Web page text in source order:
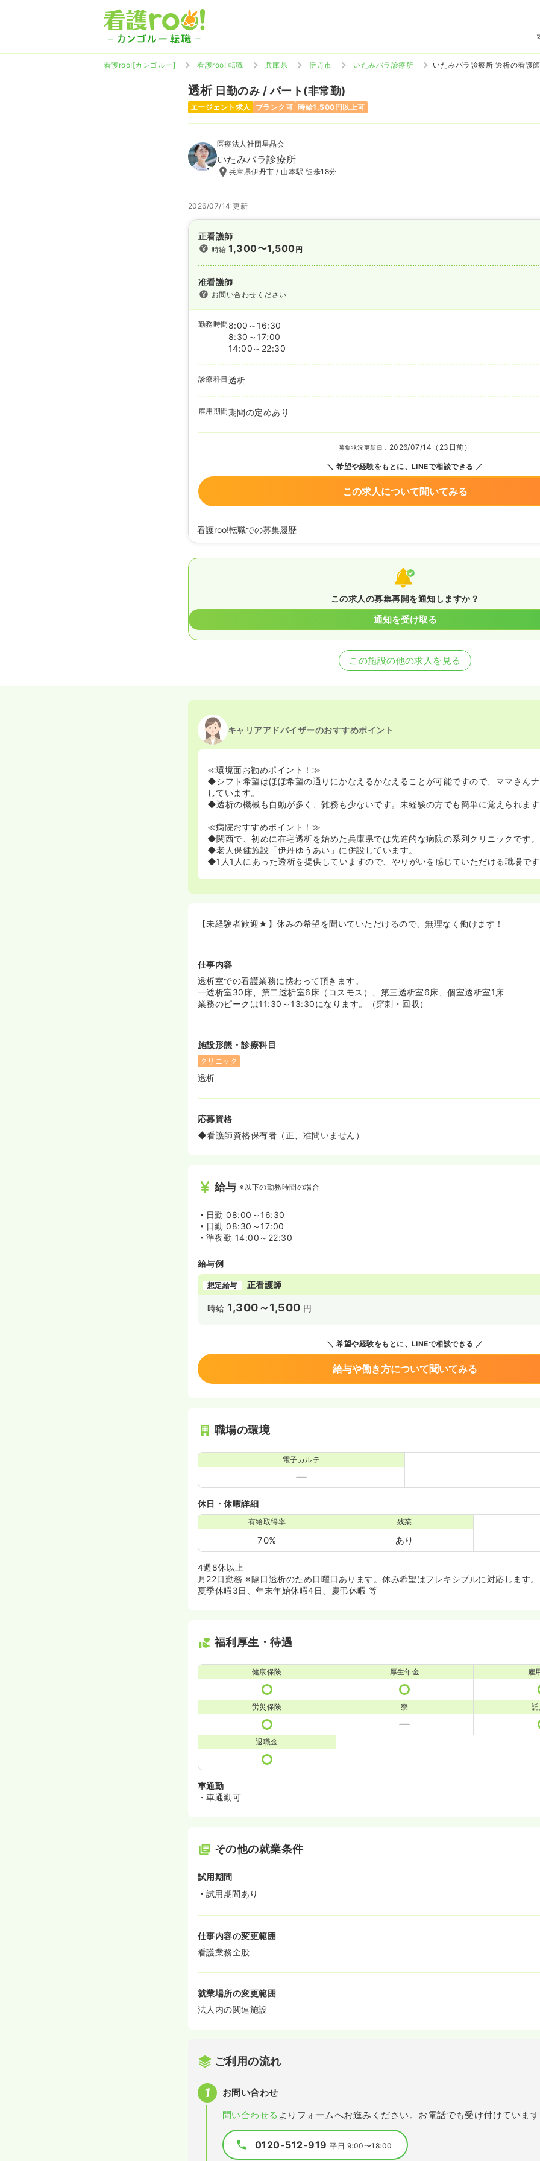
看護roo![カンゴルー] 看護roo! 転職 兵庫県 伊丹市 いたみバラ診療所 いたみバラ診療所 透析の看護
透析日勤のみ / パート(非常勤)
エージェント求人 ブランク可 時給1,500円以上可
医療法人社団星晶会
いたみバラ診療所
兵庫県伊丹市 / 山本駅 徒歩18分
2026/07/14 更新
正看護師
時給1,300〜1,500円
准看護師
お問い合わせください
勤務時間 8:00～16:30
8:30～17:00
14:00～22:30
診療科目 透析
雇用期間期間の定めあり
募集状況更新日： 2026/07/14（23日前）
希望や経験をもとに、LINEで相談できる
この求人について聞いてみる
看護roo!転職での募集履歴
2020/09/17正・准看護師を休止中
この求人の募集再開を通知しますか？
通知を受け取る
この施設の他の求人を見る
キャリアアドバイザーのおすすめポイント
≪環境面お勧めポイント！≫
◆シフト希望はほぼ希望の通りにかなえるかなえることが可能ですので、ママさん
しています。
◆透析の機械も自動が多く、雑務も少ないです。未経験の方でも簡単に覚えられま
≪病院おすすめポイント！≫
◆関西で、初めに在宅透析を始めた兵庫県では先進的な病院の系列クリニックです。
◆老人保健施設「伊丹ゆうあい」に併設しています。
◆1人1人にあった透析を提供していますので、やりがいを感じていただける職場で
【未経験者歓迎★】休みの希望を聞いていただけるので、無理なく働けます！
仕事内容
透析室での看護業務に携わって頂きます。
一透析室30床、第二透析室6床（コスモス）、第三透析室6床、個室透析室1床
業務のピークは11:30～13:30になります。（穿刺・回収）
施設形態・診療科目
クリニック
透析
応募資格
◆看護師資格保有者（正、准問いません）
給与 ※以下の勤務時間の場合
日勤 08:00～16:30
日勤 08:30～17:00
準夜勤 14:00～22:30
給与例
想定給与 正看護師
時給 1,300～1,500 円
希望や経験をもとに、LINEで相談できる
給与や働き方について聞いてみる
職場の環境
電子カルテ
休日・休暇詳細
有給取得率
70%
残業
あり
4週8休以上
月22日勤務 ※隔日透析のため日曜日あります。休み希望はフレキシブルに対応します。
夏季休暇3日、年末年始休暇4日、慶弔休暇 等
福利厚生・待遇
健康保険 厚生年金 雇
労災保険 寮
退職金
車通勤
・車通勤可
その他の就業条件
試用期間
試用期間あり
仕事内容の変更範囲
看護業務全般
就業場所の変更範囲
法人内の関連施設
ご利用の流れ
お問い合わせ
問い合わせる よりフォームへお進みください。お電話でも受け付けていま
0120-512-919平日 9:00〜18:00